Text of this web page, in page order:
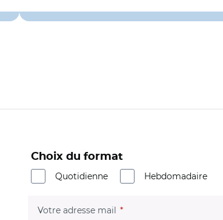
Choix du format
Quotidienne
Hebdomadaire
Votre adresse mail (champ obligatoire)